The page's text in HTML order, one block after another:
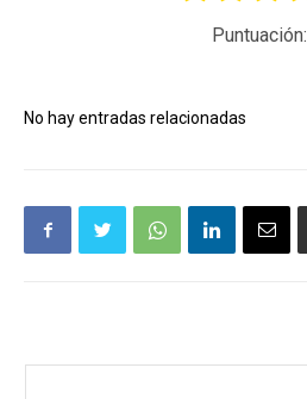
Puntuación:
No hay entradas relacionadas